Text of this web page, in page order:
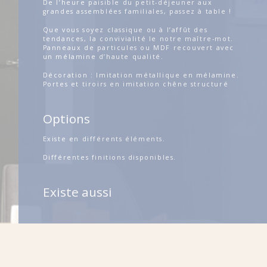
De l’heure paisible du petit-déjeuner aux
grandes assemblées familiales, passez à table !
Que vous soyez classique ou à l’affût des
tendances, la convivialité le notre maître-mot.
Panneaux de particules ou MDF recouvert avec
un mélamine d’haute qualité.
Décoration : Imitation métallique en mélamine.
Portes et tiroirs en imitation chêne structuré
Options
Existe en différents éléments.
Différentes finitions disponibles.
Existe aussi